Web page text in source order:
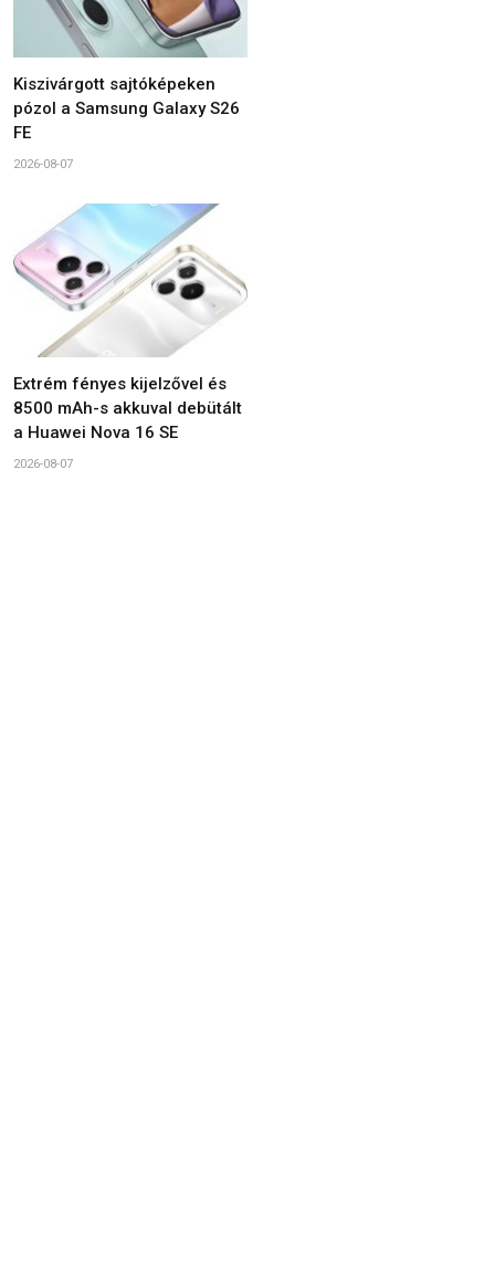
Kiszivárgott sajtóképeken
pózol a Samsung Galaxy S26
FE
2026-08-07
Extrém fényes kijelzővel és
8500 mAh-s akkuval debütált
a Huawei Nova 16 SE
2026-08-07